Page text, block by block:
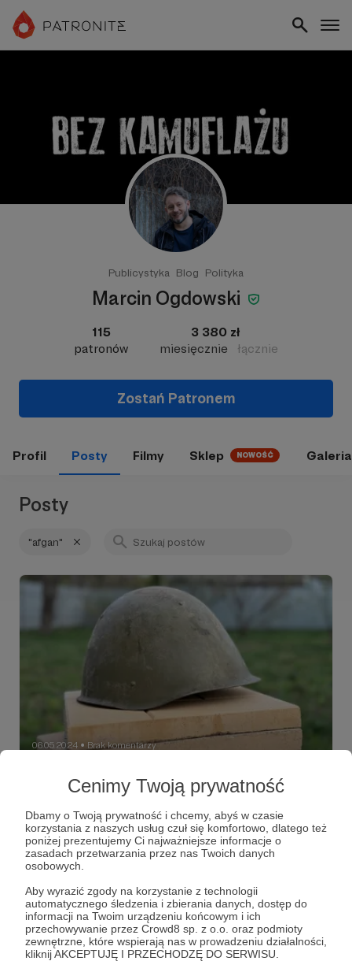
Cenimy Twoją prywatność
Dbamy o Twoją prywatność i chcemy, abyś w czasie
korzystania z naszych usług czuł się komfortowo, dlatego też
poniżej prezentujemy Ci najważniejsze informacje o
zasadach przetwarzania przez nas Twoich danych
osobowych.
Aby wyrazić zgody na korzystanie z technologii
automatycznego śledzenia i zbierania danych, dostęp do
informacji na Twoim urządzeniu końcowym i ich
przechowywanie przez Crowd8 sp. z o.o. oraz podmioty
zewnętrzne, które wspierają nas w prowadzeniu działalności,
kliknij AKCEPTUJĘ I PRZECHODZĘ DO SERWISU.
Publicystyka Blog Polityka
Marcin Ogdowski
115
patronów
3 380 zł
miesięcznie
łącznie
Zostań Patronem
Profil Posty Filmy Sklep NOWOŚĆ Galeria
Posty
"afgan"
06.05.2024 ● Brak komentarzy
Zasoby
Samotna Ukraina nie ma zasobów finansowych, by toczyć
z rosją długotrwałą wojnę. Ale równie samotna rosja nie
ma takich środków, by prowadzić długotrwałą wojnę z
Ukrainą wspartą przez Zachód.
zasoby finansowe PKB SSz 68 +5